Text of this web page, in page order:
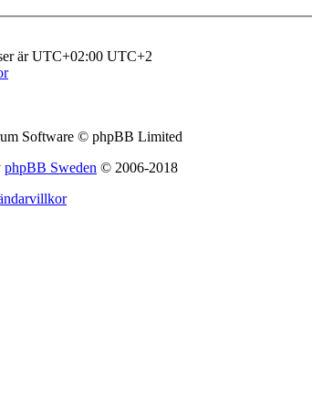
är UTC+02:00 UTC+2
Software © phpBB Limited
phpBB Sweden © 2006-2018